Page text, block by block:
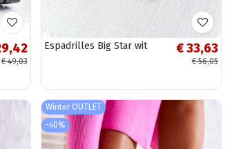
€ 49,03
Espadrilles Big Star wit € 33,63
€ 56,05
Winter OUTLET
-40%